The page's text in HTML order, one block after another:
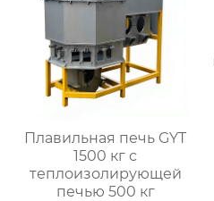
Плавильная печь GYT
1500 кг с
теплоизолирующей
печью 500 кг